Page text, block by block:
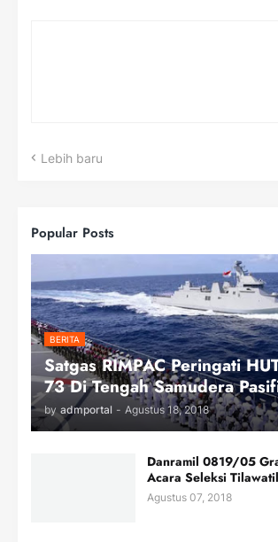
Lebih baru
Popular Posts
BERITA
Satgas RIMPAC Peringati
73 Di Tengah Samudera
by admportal - Agustus 18, 2018
Danramil 0819/05
Acara Seleksi
Agustus 07, 2018